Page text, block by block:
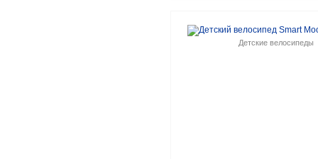
Детские велосипеды